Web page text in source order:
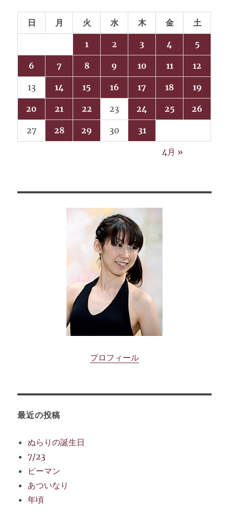
日 月 火 水 木 金 土
1 2 3 4 5
6 7 8 9 10 11 12
13 14 15 16 17 18 19
20 21 22 23 24 25 26
27 28 29 30 31
4月 »
プロフィール
最近の投稿
ぬらりの誕生日
7/23
ピーマン
あついなり
年頃